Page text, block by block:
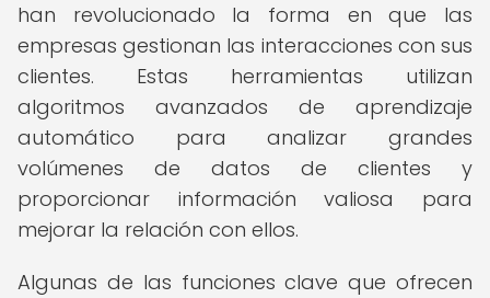
han revolucionado la forma en que las
empresas gestionan las interacciones con sus
clientes. Estas herramientas utilizan
algoritmos avanzados de aprendizaje
automático para analizar grandes
volúmenes de datos de clientes y
proporcionar información valiosa para
mejorar la relación con ellos.
Algunas de las funciones clave que ofrecen